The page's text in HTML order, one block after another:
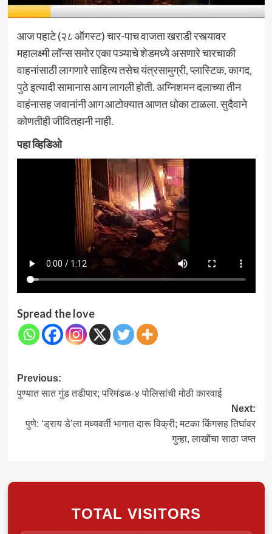
आज पहाटे (२८ ऑगस्ट) चार-पाच वाजता खराडी रस्त्यावर
महालक्ष्मी लॉन्स समोर एका पञ्याचे शेडमध्ये असणारे चारचाकी
वाहनांसाठी लागणारे साहित्य तसेच यंत्रसामुग्री, प्लास्टिक, कागद,
पुठे इत्यादी सामानास आग लागली होती. अग्निशमन दलाच्या तीन
वाहंनासह जवानांनी आग आटोक्यात आणत धोका टाळला. सुदैवाने
कोणतीही जीवितहानी नाही.
पहा व्हिडिओ
Spread the love
Post
navigation
Previous:
पुण्यात सात गुंड तडीपार; परिमंडळ-४ पोलिसांची मोठी कारवाई
Next:
पुणे: ‘ड्राय डे’ला मध्यवर्ती भागात दारू विक्री; मटका किंगसह तिघांवर
गुन्हा, लाखोंचा साठा जप्त
TOTAL VISITORS